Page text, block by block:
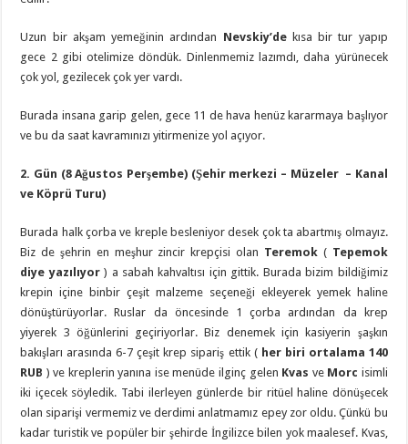
Uzun bir akşam yemeğinin ardından Nevskiy’dekısa bir tur yapıp
gece 2 gibi otelimize döndük. Dinlenmemiz lazımdı, daha yürünecek
çok yol, gezilecek çok yer vardı.
Burada insana garip gelen, gece 11 de hava henüz kararmaya başlıyor
ve bu da saat kavramınızı yitirmenize yol açıyor.
2. Gün (8 Ağustos Perşembe) (Şehir merkezi – Müzeler – Kanal
ve Köprü Turu)
Burada halk çorba ve kreple besleniyor desek çok ta abartmış olmayız.
Biz de şehrin en meşhur zincir krepçisi olan Teremok ( Tepemok
diye yazılıyor) a sabah kahvaltısı için gittik. Burada bizim bildiğimiz
krepin içine binbir çeşit malzeme seçeneği ekleyerek yemek haline
dönüştürüyorlar. Ruslar da öncesinde 1 çorba ardından da krep
yiyerek 3 öğünlerini geçiriyorlar. Biz denemek için kasiyerin şaşkın
bakışları arasında 6-7 çeşit krep sipariş ettik (her biri ortalama 140
RUB ) ve kreplerin yanına ise menüde ilginç gelen Kvas ve Morc isimli
iki içecek söyledik. Tabi ilerleyen günlerde bir ritüel haline dönüşecek
olan siparişi vermemiz ve derdimi anlatmamız epey zor oldu. Çünkü bu
kadar turistik ve popüler bir şehirde İngilizce bilen yok maalesef. Kvas,